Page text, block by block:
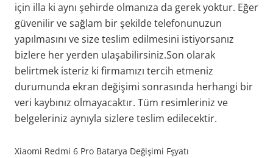
için illa ki aynı şehirde olmanıza da gerek yoktur. Eğer
güvenilir ve sağlam bir şekilde telefonunuzun
yapılmasını ve size teslim edilmesini istiyorsanız
bizlere her yerden ulaşabilirsiniz.Son olarak
belirtmek isteriz ki firmamızı tercih etmeniz
durumunda ekran değişimi sonrasında herhangi bir
veri kaybınız olmayacaktır. Tüm resimleriniz ve
belgeleriniz aynıyla sizlere teslim edilecektir.
Xiaomi Redmi 6 Pro Batarya Değişimi Fşyatı